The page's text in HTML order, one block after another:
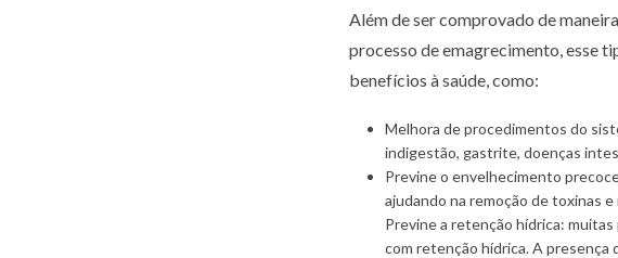
Além de ser comprovado de
processo de emagrecimento, esse
benefícios à saúde, como:
Melhora de procedimentos do
indigestão, gastrite, doenças
Previne o envelhecimento
ajudando na remoção de toxinas
Previne a retenção hídrica:
com retenção hídrica. A presença